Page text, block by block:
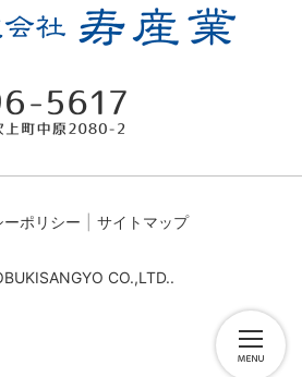
ポリシー サイトマップ
CO.,LTD..